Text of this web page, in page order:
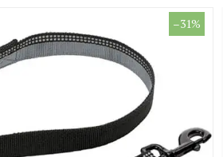
–31%